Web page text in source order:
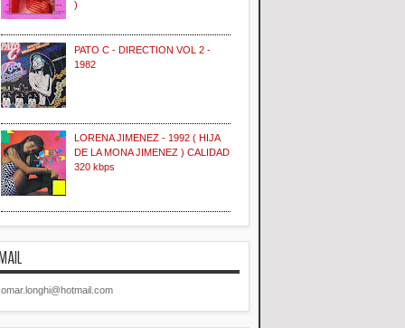
)
PATO C - DIRECTION VOL 2 -
1982
LORENA JIMENEZ - 1992 ( HIJA
DE LA MONA JIMENEZ ) CALIDAD
320 kbps
omar.longhi@hotmail.com